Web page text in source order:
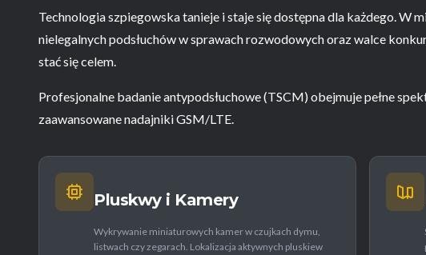
Technologia szpiegowska tanieje i staje się dostępna dla każdego. W
nielegalnych podsłuchów w sprawach rozwodowych oraz walce
stać się celem.
Profesjonalne badanie antypodsłuchowe (TSCM) obejmuje pełne
zaawansowane nadajniki GSM/LTE.
Pluskwy i Kamery
Wykrywanie miniaturowych kamer w czujkach dymu,
listwach czy zegarach. Lokalizacja aktywnych pluskiew